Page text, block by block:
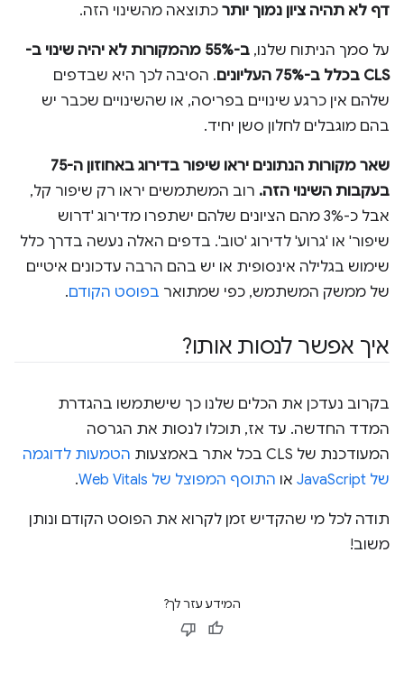
דף לא תהיה ציון נמוך יותר כתוצאה מהשינוי הזה.
על סמך הניתוח שלנו,
ב-55% מהמקורות לא יהיה שינוי ב-
CLS בכלל ב-75% העליונים
. הסיבה לכך היא שבדפים
שלהם אין כרגע שינויים בפריסה, או שהשינויים שכבר יש
בהם מוגבלים לחלון סשן יחיד.
שאר מקורות הנתונים יראו שיפור בדירוג באחוזון ה-75
בעקבות השינוי הזה. רוב המשתמשים יראו רק שיפור קל,
אבל כ-3% מהם הציונים שלהם ישתפרו מדירוג 'דרוש
שיפור' או 'גרוע' לדירוג 'טוב'. בדפים האלה נעשה בדרך כלל
שימוש בגלילה אינסופית או יש בהם הרבה עדכונים איטיים
של ממשק המשתמש, כפי שמתואר בפוסט הקודם.
איך אפשר לנסות אותו?
בקרוב נעדכן את הכלים שלנו כך שישתמשו בהגדרת
המדד החדשה. עד אז, תוכלו לנסות את הגרסה
המעודכנת של CLS בכל אתר באמצעות
הטמעות לדוגמה
של JavaScript
או התוסף המפוצל של Web Vitals .
תודה לכל מי שהקדיש זמן לקרוא את הפוסט הקודם ונותן
משוב!
המידע עזר לך?